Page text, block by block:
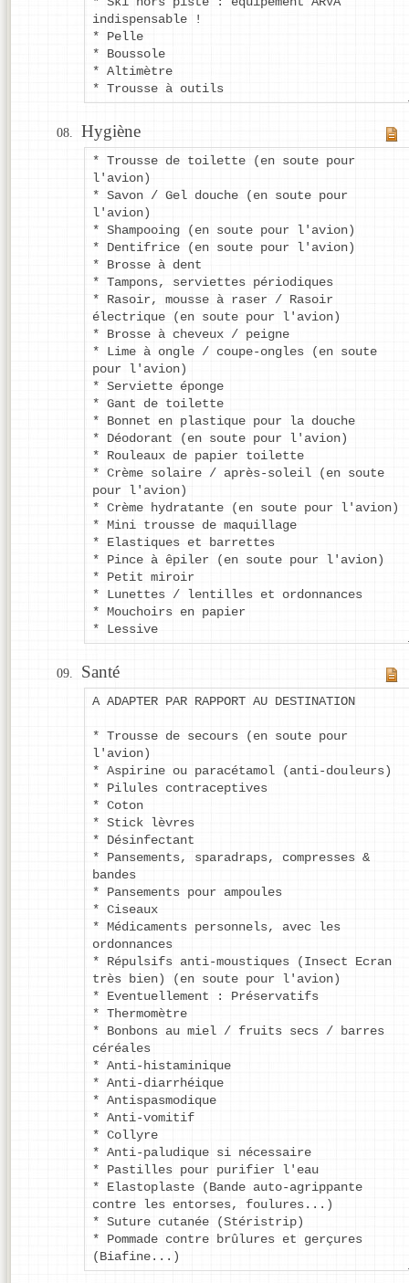
indispensable !
* Pelle
* Boussole
* Altimètre
* Trousse à outils
Hygiène
* Trousse de toilette (en soute pour
l'avion)
* Savon / Gel douche (en soute pour
l'avion)
* Shampooing (en soute pour l'avion)
* Dentifrice (en soute pour l'avion)
* Brosse à dent
* Tampons, serviettes périodiques
* Rasoir, mousse à raser / Rasoir
électrique (en soute pour l'avion)
* Brosse à cheveux / peigne
* Lime à ongle / coupe-ongles (en soute
pour l'avion)
* Serviette éponge
* Gant de toilette
* Bonnet en plastique pour la douche
* Déodorant (en soute pour l'avion)
* Rouleaux de papier toilette
* Crème solaire / après-soleil (en soute
pour l'avion)
* Crème hydratante (en soute pour l'avion)
* Mini trousse de maquillage
* Elastiques et barrettes
* Pince à êpiler (en soute pour l'avion)
* Petit miroir
* Lunettes / lentilles et ordonnances
* Mouchoirs en papier
* Lessive
Santé
A ADAPTER PAR RAPPORT AU DESTINATION
* Trousse de secours (en soute pour
l'avion)
* Aspirine ou paracétamol (anti-douleurs)
* Pilules contraceptives
* Coton
* Stick lèvres
* Désinfectant
* Pansements, sparadraps, compresses &
bandes
* Pansements pour ampoules
* Ciseaux
* Médicaments personnels, avec les
ordonnances
* Répulsifs anti-moustiques (Insect Ecran
très bien) (en soute pour l'avion)
* Eventuellement : Préservatifs
* Thermomètre
* Bonbons au miel / fruits secs / barres
céréales
* Anti-histaminique
* Anti-diarrhéique
* Antispasmodique
* Anti-vomitif
* Collyre
* Anti-paludique si nécessaire
* Pastilles pour purifier l'eau
* Elastoplaste (Bande auto-agrippante
contre les entorses, foulures...)
* Suture cutanée (Stéristrip)
* Pommade contre brûlures et gerçures
(Biafine...)